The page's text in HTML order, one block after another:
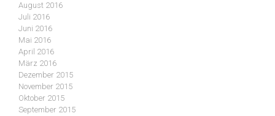
August 2016
Juli 2016
Juni 2016
Mai 2016
April 2016
März 2016
Dezember 2015
November 2015
Oktober 2015
September 2015